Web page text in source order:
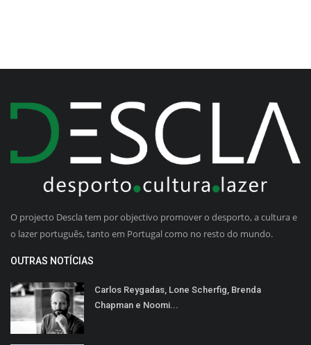
O projecto Descla tem por objectivo promover o desporto, a cultura e
o lazer português, tanto em Portugal como no resto do mundo.
OUTRAS NOTÍCIAS
Carlos Reygadas, Lone Scherfig, Brenda
Chapman e Noomi...